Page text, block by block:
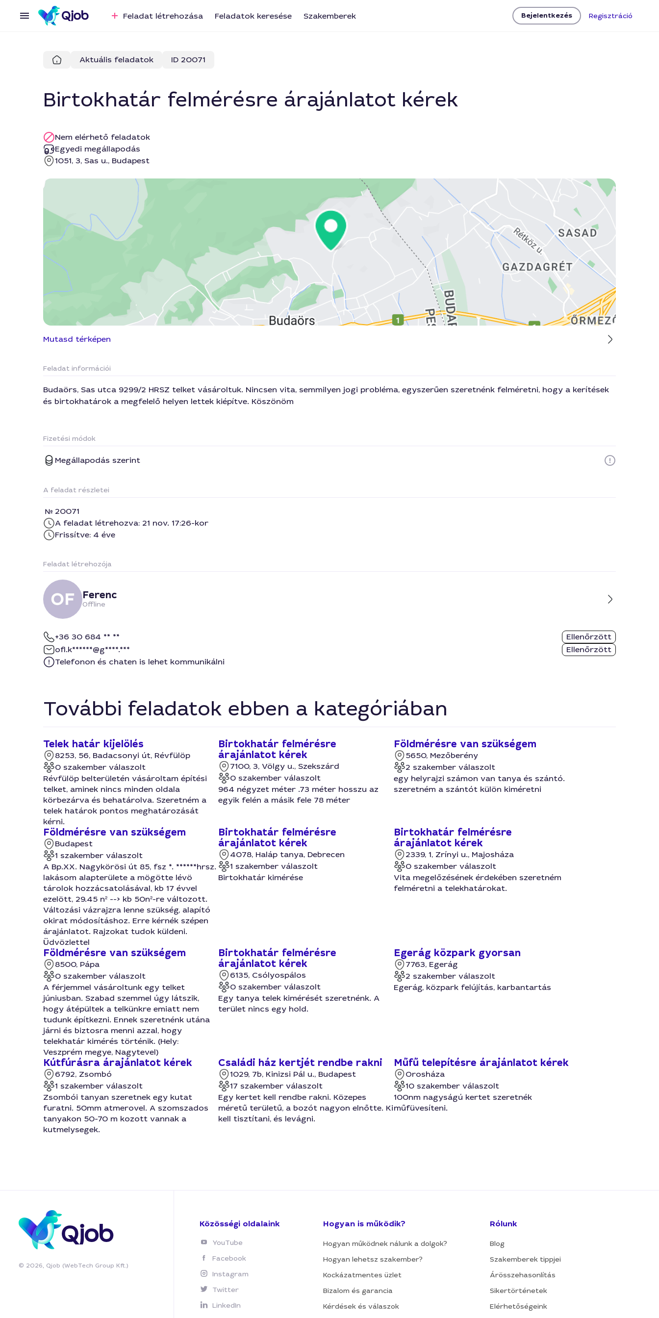
Feladat létrehozása Feladatok keresése Szakemberek Bejelentkezés Regisztráció
Aktuális feladatok ID 20071
Birtokhatár felmérésre árajánlatot kérek
Nem elérhető feladatok
Egyedi megállapodás
1051, 3, Sas u., Budapest
Mutasd térképen
Feladat információi
Budaörs, Sas utca 9299/2 HRSZ telket vásároltuk. Nincsen vita, semmilyen jogi probléma, egyszerűen szeretnénk felméretni, hogy a kerítések
és birtokhatárok a megfelelő helyen lettek kiépítve. Köszönöm
Fizetési módok
Megállapodás szerint
A feladat részletei
20071
A feladat létrehozva: 21 nov. 17:26-kor
Frissítve: 4 éve
Feladat létrehozója
Ferenc
Offline
+36 30 684 ** **
Ellenőrzött
ofl.k******@g****.***
Ellenőrzött
Telefonon és chaten is lehet kommunikálni
További feladatok ebben a kategóriában
Telek határ kijelölés
8253, 56, Badacsonyi út, Révfülöp
0 szakember válaszolt
Révfülöp belterületén vásároltam építési
telket, aminek nincs minden oldala
körbezárva és behatárolva. Szeretném a
telek határok pontos meghatározását
kérni.
Birtokhatár felmérésre
árajánlatot kérek
7100, 3, Völgy u., Szekszárd
0 szakember válaszolt
964 négyzet méter .73 méter hosszu az
egyik felén a másik fele 78 méter
Földmérésre van szükségem
5650, Mezőberény
2 szakember válaszolt
egy helyrajzi számon van tanya és szántó.
szeretném a szántót külön kiméretni
Földmérésre van szükségem
Budapest
1 szakember válaszolt
A Bp.XX. Nagykörösi út 85, fsz *. ******hrsz.
lakásom alapterülete a mögötte lévö
tárolok hozzácsatolásával, kb 17 évvel
ezelött, 29.45 n² --> kb 50n²-re változott.
Változási vázrajzra lenne szükség, alapító
okirat módosításhoz. Erre kérnék szépen
árajánlatot. Rajzokat tudok küldeni.
Üdvözlettel
Birtokhatár felmérésre
árajánlatot kérek
4078, Haláp tanya, Debrecen
1 szakember válaszolt
Birtokhatár kimérése
Birtokhatár felmérésre
árajánlatot kérek
2339, 1, Zrínyi u., Majosháza
0 szakember válaszolt
Vita megelőzésének érdekében szeretném
felméretni a telekhatárokat.
Földmérésre van szükségem
8500, Pápa
0 szakember válaszolt
A férjemmel vásároltunk egy telket
júniusban. Szabad szemmel úgy látszik,
hogy átépültek a telkünkre emiatt nem
tudunk építkezni. Ennek szeretnénk utána
járni és biztosra menni azzal, hogy
telekhatár kimérés történik. (Hely:
Veszprém megye, Nagytevel)
Birtokhatár felmérésre
árajánlatot kérek
6135, Csólyospálos
0 szakember válaszolt
Egy tanya telek kimérését szeretnénk. A
terület nincs egy hold.
Egerág közpark gyorsan
7763, Egerág
2 szakember válaszolt
Egerág, közpark felújítás, karbantartás
Kútfúrásra árajánlatot kérek
6792, Zsombó
1 szakember válaszolt
Zsombói tanyan szeretnek egy kutat
furatni. 50mm atmerovel. A szomszados
tanyakon 50-70 m kozott vannak a
kutmelysegek.
Családi ház kertjét rendbe rakni
1029, 7b, Kinizsi Pál u., Budapest
17 szakember válaszolt
Egy kertet kell rendbe rakni. Közepes
méretű területű, a bozót nagyon elnőtte. Ki
kell tisztítani, és levágni.
Műfű telepítésre árajánlatot kérek
Orosháza
10 szakember válaszolt
100nm nagyságú kertet szeretnék
műfüvesíteni.
© 2026, Qjob (WebTech Group Kft.)
Közösségi oldalaink
YouTube
Facebook
Instagram
Twitter
LinkedIn
Hogyan is működik?
Hogyan működnek nálunk a dolgok?
Hogyan lehetsz szakember?
Kockázatmentes üzlet
Bizalom és garancia
Kérdések és válaszok
Rólunk
Blog
Szakemberek tippjei
Árösszehasonlítás
Sikertörténetek
Elérhetőségeink